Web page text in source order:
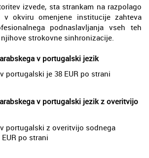
izvede, sta strankam na razpolago
okviru omenjene institucije zahteva
podnaslavljanja vseh teh
strokovne sinhronizacije.
v portugalski jezik
portugalski je 38 EUR po strani
v portugalski jezik z overitvijo
portugalski z overitvijo sodnega
po strani